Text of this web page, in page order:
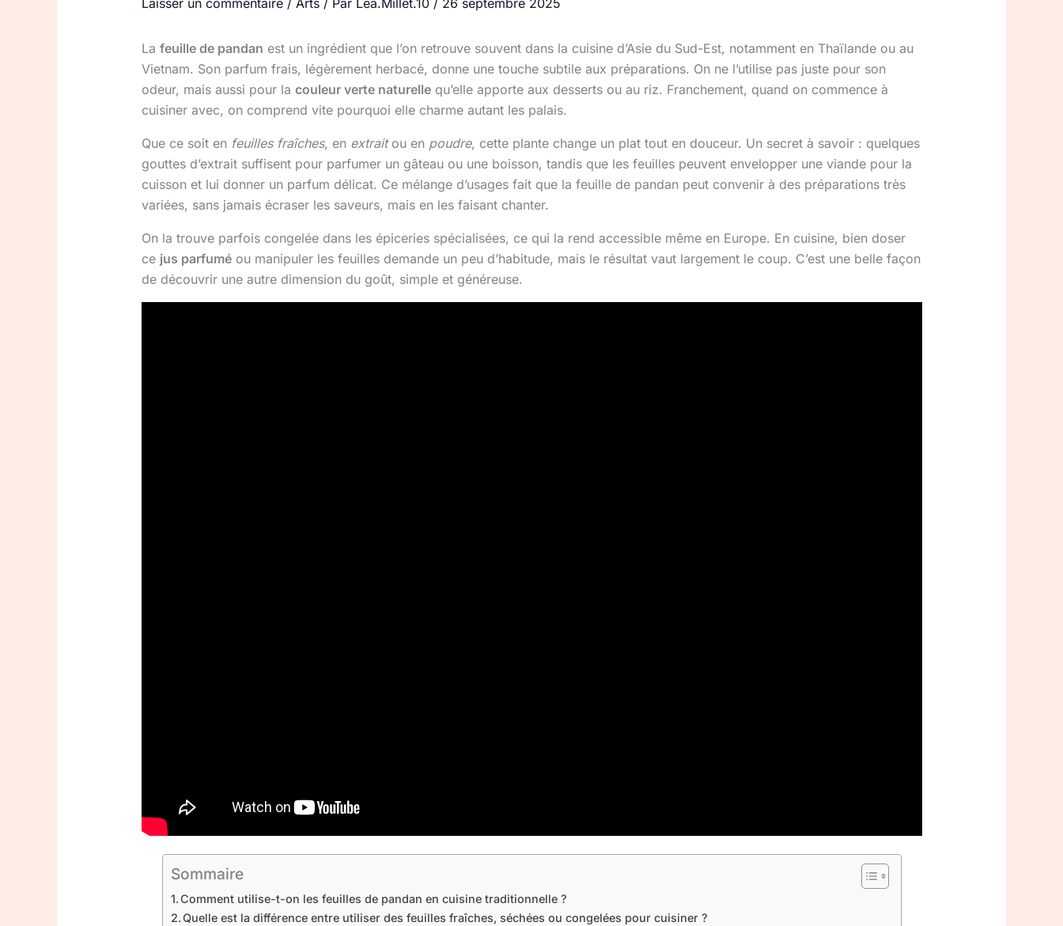
Laisser un commentaire / Arts/ Par Lea.Millet.10 / 26 septembre 2025
La feuille de pandan est un ingrédient que l’on retrouve souvent dans la cuisine d’Asie du Sud-Est, notamment en Thaïlande ou au
Vietnam. Son parfum frais, légèrement herbacé, donne une touche subtile aux préparations. On ne l’utilise pas juste pour son
odeur, mais aussi pour la couleur verte naturellequ’elle apporte aux desserts ou au riz. Franchement, quand on commence à
cuisiner avec, on comprend vite pourquoi elle charme autant les palais.
Que ce soit en feuilles fraîches, en extraitou en poudre, cette plante change un plat tout en douceur. Un secret à savoir : quelques
gouttes d’extrait suffisent pour parfumer un gâteau ou une boisson, tandis que les feuilles peuvent envelopper une viande pour la
cuisson et lui donner un parfum délicat. Ce mélange d’usages fait que la feuille de pandan peut convenir à des préparations très
variées, sans jamais écraser les saveurs, mais en les faisant chanter.
On la trouve parfois congelée dans les épiceries spécialisées, ce qui la rend accessible même en Europe. En cuisine, bien doser
ce jus parfuméou manipuler les feuilles demande un peu d’habitude, mais le résultat vaut largement le coup. C’est une belle façon
de découvrir une autre dimension du goût, simple et généreuse.
Sommaire
Comment utilise-t-on les feuilles de pandan en cuisine traditionnelle ?
Quelle est la différence entre utiliser des feuilles fraîches, séchées ou congelées pour cuisiner ?